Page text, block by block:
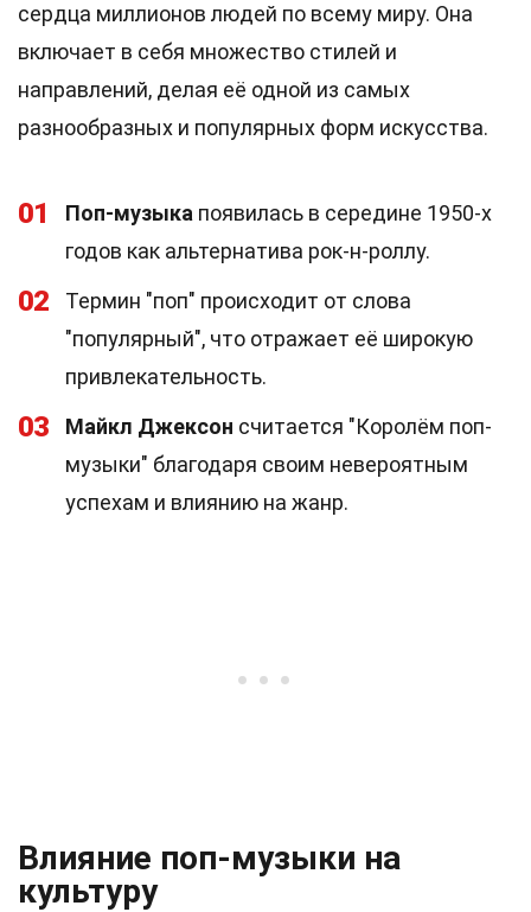
сердца миллионов людей по всему миру. Она
включает в себя множество стилей и
направлений, делая её одной из самых
разнообразных и популярных форм искусства.
01 Поп-музыка появилась в середине 1950-х
годов как альтернатива рок-н-роллу.
02
Термин "поп" происходит от слова
"популярный", что отражает её широкую
привлекательность.
03 Майкл Джексон считается "Королём поп-
музыки" благодаря своим невероятным
успехам и влиянию на жанр.
Влияние поп-музыки на
культуру